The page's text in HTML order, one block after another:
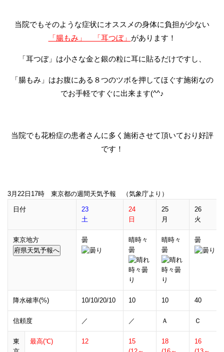
当院でもそのような症状にオススメの身体に負担が少ない
「腸もみ」 「耳つぼ」 があります！
「耳つぼ」は小さな金と銀の粒に耳に貼るだけですし、
「腸もみ」はお腹にある８つのツボを押してほぐす施術なの
でお手軽ですぐに出来ます(^^♪
当院でも花粉症の患者さんに多く施術させて頂いており好評
です！
3月22日17時 東京都の週間天気予報 （気象庁より）
日付
23
土
24
日
25
月
26
火
東京地方 曇
晴時々
曇
晴時々
曇
曇
降水確率(%) 10/10/20/10 10 10 40
信頼度 ／ ／ Ａ Ｃ
東
最高(℃) 12
15
18
16